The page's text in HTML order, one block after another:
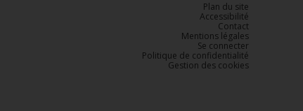
Plan du site
Accessibilité
Contact
Mentions légales
Se connecter
Politique de confidentialité
Gestion des cookies